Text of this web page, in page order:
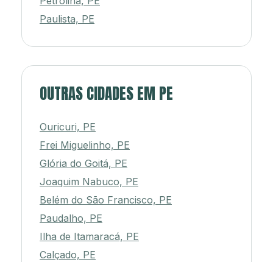
Paulista, PE
OUTRAS CIDADES EM PE
Ouricuri, PE
Frei Miguelinho, PE
Glória do Goitá, PE
Joaquim Nabuco, PE
Belém do São Francisco, PE
Paudalho, PE
Ilha de Itamaracá, PE
Calçado, PE